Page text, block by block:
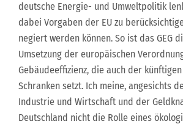
deutsche Energie- und Umweltpolitik
dabei Vorgaben der EU zu
negiert werden können. So ist das GEG
Umsetzung der europäischen
Gebäudeeffizienz, die auch der
Schranken setzt. Ich meine, angesichts
Industrie und Wirtschaft und der
Deutschland nicht die Rolle eines